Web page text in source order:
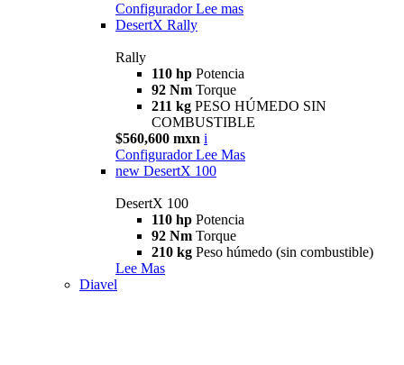
Configurador Lee mas
DesertX Rally
Rally
110 hp Potencia
92 Nm Torque
211 kg PESO HÚMEDO SIN
COMBUSTIBLE
$560,600 mxn i
Configurador Lee Mas
new DesertX 100
DesertX 100
110 hp Potencia
92 Nm Torque
210 kg Peso húmedo (sin combustible)
Lee Mas
Diavel